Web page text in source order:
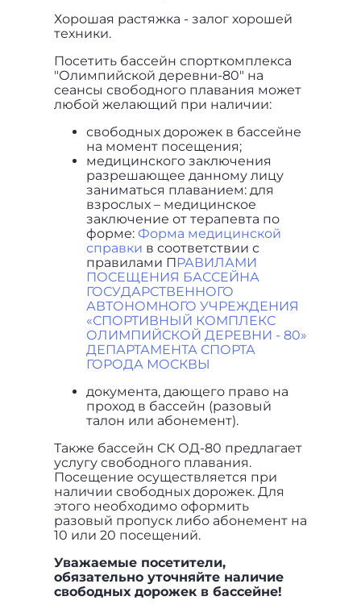
Хорошая растяжка - залог хорошей
техники.
Посетить бассейн спорткомплекса
"Олимпийской деревни-80" на
сеансы свободного плавания может
любой желающий при наличии:
свободных дорожек в бассейне
на момент посещения;
медицинского заключения
разрешающее данному лицу
заниматься плаванием: для
взрослых – медицинское
заключение от терапевта по
форме: Форма медицинской
справки в соответствии с
правилами ПРАВИЛАМИ
ПОСЕЩЕНИЯ БАССЕЙНА
ГОСУДАРСТВЕННОГО
АВТОНОМНОГО УЧРЕЖДЕНИЯ
«СПОРТИВНЫЙ КОМПЛЕКС
ОЛИМПИЙСКОЙ ДЕРЕВНИ - 80»
ДЕПАРТАМЕНТА СПОРТА
ГОРОДА МОСКВЫ
документа, дающего право на
проход в бассейн (разовый
талон или абонемент).
Также бассейн СК ОД-80 предлагает
услугу свободного плавания.
Посещение осуществляется при
наличии свободных дорожек. Для
этого необходимо оформить
разовый пропуск либо абонемент на
10 или 20 посещений.
Уважаемые посетители,
обязательно уточняйте наличие
свободных дорожек в бассейне!